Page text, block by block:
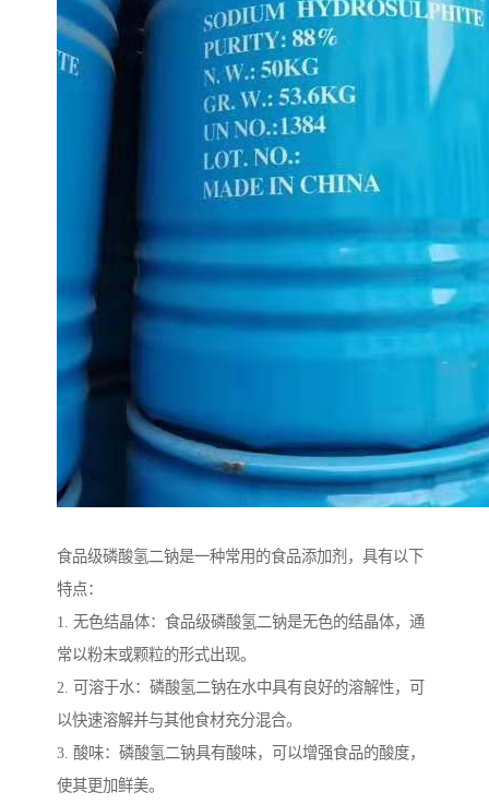
食品级磷酸氢二钠是一种常用的食品添加剂，具有以下
特点：
1. 无色结晶体：食品级磷酸氢二钠是无色的结晶体，通
常以粉末或颗粒的形式出现。
2. 可溶于水：磷酸氢二钠在水中具有良好的溶解性，可
以快速溶解并与其他食材充分混合。
3. 酸味：磷酸氢二钠具有酸味，可以增强食品的酸度，
使其更加鲜美。